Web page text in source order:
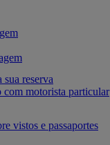
sua reserva
com motorista particular
vistos e passaportes